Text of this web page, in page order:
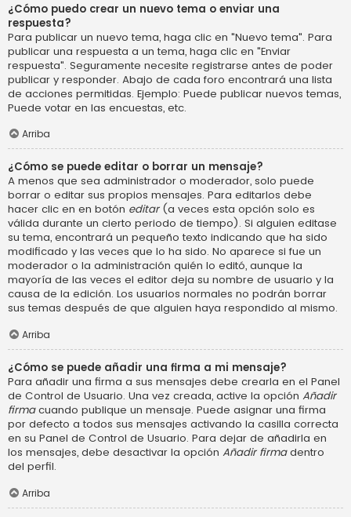
¿Cómo puedo crear un nuevo tema o enviar una
respuesta?
Para publicar un nuevo tema, haga clic en "Nuevo tema". Para
publicar una respuesta a un tema, haga clic en "Enviar
respuesta". Seguramente necesite registrarse antes de poder
publicar y responder. Abajo de cada foro encontrará una lista
de acciones permitidas. Ejemplo: Puede publicar nuevos temas,
Puede votar en las encuestas, etc.
Arriba
¿Cómo se puede editar o borrar un mensaje?
A menos que sea administrador o moderador, solo puede
borrar o editar sus propios mensajes. Para editarlos debe
hacer clic en en botón editar(a veces esta opción solo es
válida durante un cierto periodo de tiempo). Si alguien editase
su tema, encontrará un pequeño texto indicando que ha sido
modificado y las veces que lo ha sido. No aparece si fue un
moderador o la administración quién lo editó, aunque la
mayoría de las veces el editor deja su nombre de usuario y la
causa de la edición. Los usuarios normales no podrán borrar
sus temas después de que alguien haya respondido al mismo.
Arriba
¿Cómo se puede añadir una firma a mi mensaje?
Para añadir una firma a sus mensajes debe crearla en el Panel
de Control de Usuario. Una vez creada, active la opción Añadir
firmacuando publique un mensaje. Puede asignar una firma
por defecto a todos sus mensajes activando la casilla correcta
en su Panel de Control de Usuario. Para dejar de añadirla en
los mensajes, debe desactivar la opción Añadir firmadentro
del perfil.
Arriba